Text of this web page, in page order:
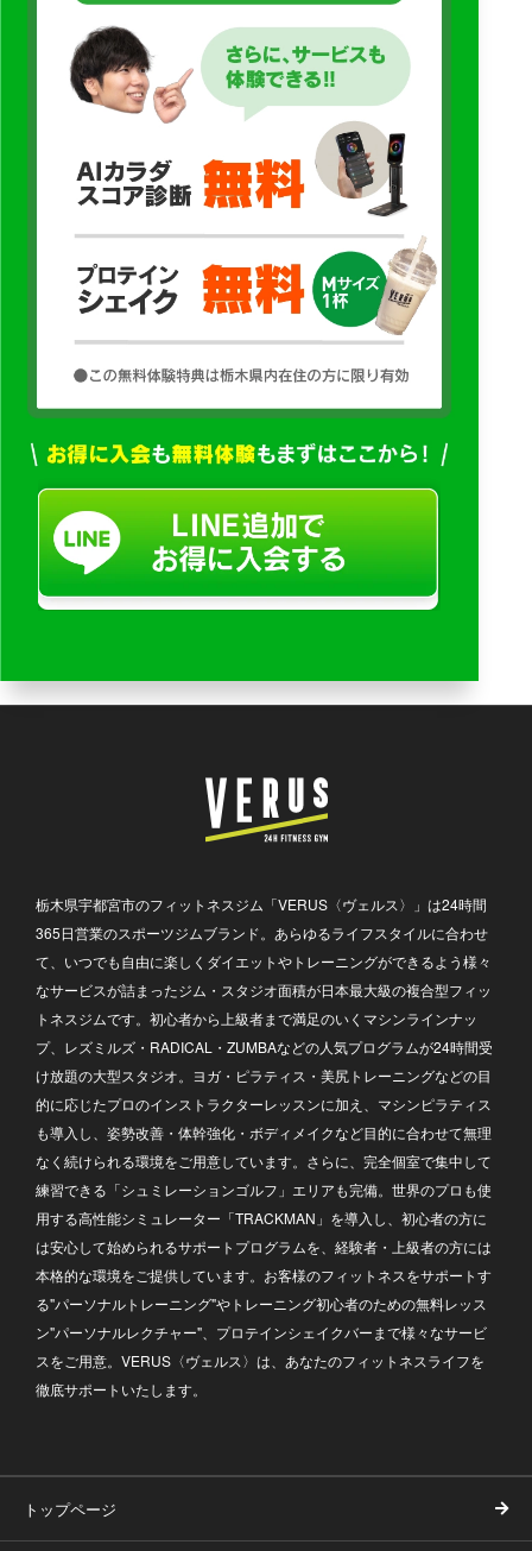
栃木県宇都宮市のフィットネスジム「VERUS〈ヴェルス〉」は24時間
365日営業のスポーツジムブランド。あらゆるライフスタイルに合わせ
て、いつでも自由に楽しくダイエットやトレーニングができるよう様々
なサービスが詰まったジム・スタジオ面積が日本最大級の複合型フィッ
トネスジムです。初心者から上級者まで満足のいくマシンラインナッ
プ、レズミルズ・RADICAL・ZUMBAなどの人気プログラムが24時間受
け放題の大型スタジオ。ヨガ・ピラティス・美尻トレーニングなどの目
的に応じたプロのインストラクターレッスンに加え、マシンピラティス
も導入し、姿勢改善・体幹強化・ボディメイクなど目的に合わせて無理
なく続けられる環境をご用意しています。さらに、完全個室で集中して
練習できる「シュミレーションゴルフ」エリアも完備。世界のプロも使
用する高性能シミュレーター「TRACKMAN」を導入し、初心者の方に
は安心して始められるサポートプログラムを、経験者・上級者の方には
本格的な環境をご提供しています。お客様のフィットネスをサポートす
る"パーソナルトレーニング"やトレーニング初心者のための無料レッス
ン"パーソナルレクチャー"、プロテインシェイクバーまで様々なサービ
スをご用意。VERUS〈ヴェルス〉は、あなたのフィットネスライフを
徹底サポートいたします。
トップページ